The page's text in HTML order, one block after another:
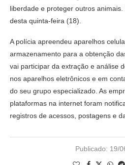
liberdade e proteger outros
desta quinta-feira (18).
A polícia apreendeu aparelhos
armazenamento para a obtenção
vai participar da extração e análise
nos aparelhos eletrônicos e em
do seu grupo especializado. As
plataformas na internet foram
registros de acessos, postagens e
Publicado: 19/